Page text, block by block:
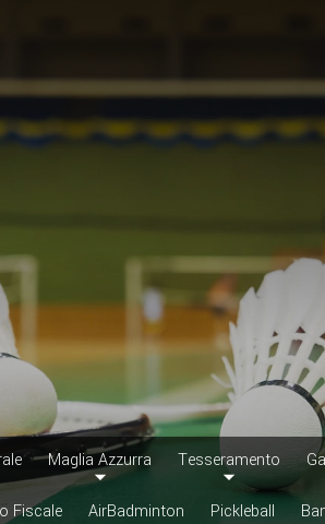
Maglia Azzurra Tesseramento
Fiscale AirBadminton Pickleball